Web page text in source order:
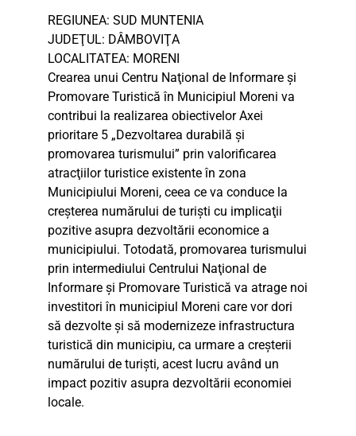
REGIUNEA: SUD MUNTENIA
JUDEŢUL: DÂMBOVIŢA
LOCALITATEA: MORENI
Crearea unui Centru Naţional de Informare şi
Promovare Turistică în Municipiul Moreni va
contribui la realizarea obiectivelor Axei
prioritare 5 „Dezvoltarea durabilă şi
promovarea turismului” prin valorificarea
atracţiilor turistice existente în zona
Municipiului Moreni, ceea ce va conduce la
creşterea numărului de turişti cu implicaţii
pozitive asupra dezvoltării economice a
municipiului. Totodată, promovarea turismului
prin intermediului Centrului Naţional de
Informare şi Promovare Turistică va atrage noi
investitori în municipiul Moreni care vor dori
să dezvolte şi să modernizeze infrastructura
turistică din municipiu, ca urmare a creşterii
numărului de turişti, acest lucru având un
impact pozitiv asupra dezvoltării economiei
locale.